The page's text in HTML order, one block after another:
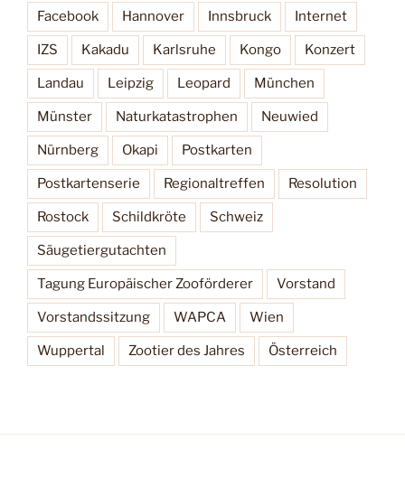
Facebook Hannover Innsbruck Internet
IZS Kakadu Karlsruhe Kongo Konzert
Landau Leipzig Leopard München
Münster Naturkatastrophen Neuwied
Nürnberg Okapi Postkarten
Postkartenserie Regionaltreffen Resolution
Rostock Schildkröte Schweiz
Säugetiergutachten
Tagung Europäischer Zooförderer Vorstand
Vorstandssitzung WAPCA Wien
Wuppertal Zootier des Jahres Österreich